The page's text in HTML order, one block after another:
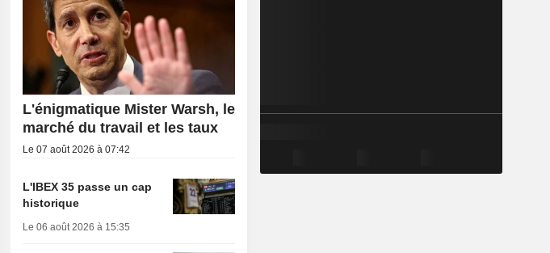
L'énigmatique Mister Warsh, le
marché du travail et les taux
Le 07 août 2026 à 07:42
L'IBEX 35 passe un cap
historique
Le 06 août 2026 à 15:35